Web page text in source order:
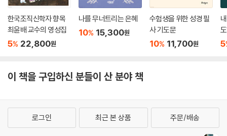
한국조직신학자 향목
최윤배 교수의 영성집
5% 22,800원
나를 무너트리는 은혜
10% 15,300원
수험생을 위한 성경 필
사 기도문
10% 11,700원
문
5
이 책을 구입하신 분들이 산 분야 책
로그인 최근 본 상품 주문/배송